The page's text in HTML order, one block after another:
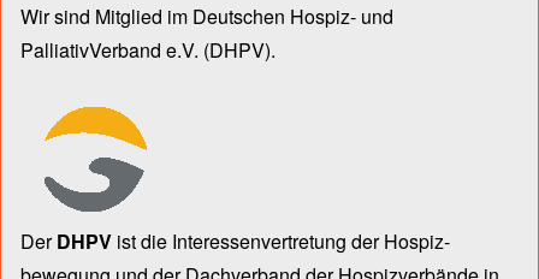
Wir sind Mitglied im Deutschen Hospiz- und
PalliativVerband e.V. (DHPV).
DerDHPV ist die Inter­essen­ver­tre­tung der Hospiz­